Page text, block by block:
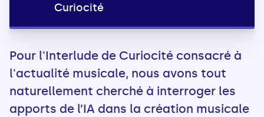
Curiocité
Pour l'Interlude de Curiocité consacré à
l'actualité musicale, nous avons tout
naturellement cherché à interroger les
apports de l’IA dans la création musicale